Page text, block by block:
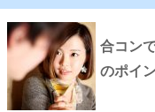
合コン
のポイ